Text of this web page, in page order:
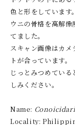
色と形をしています。
ウニの骨格を高解
てました。
スキャン画像はカ
トが合っています。
じっとみつめてい
しみください。
Name:
Locality: